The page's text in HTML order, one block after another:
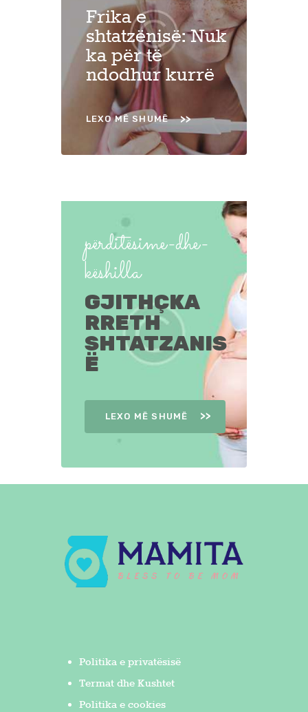
Frika e
shtatzënisë: Nuk
ka për të
ndodhur kurrë
LEXO MË SHUMË
përditësime-dhe-
këshilla
GJITHÇKA
RRETH
SHTATZANIS
Ë
LEXO MË SHUMË
Politika e privatësisë
Termat dhe Kushtet
Politika e cookies